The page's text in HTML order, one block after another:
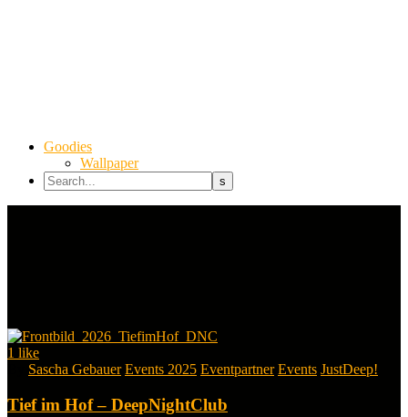
Goodies
Wallpaper
1 like
Sascha Gebauer Events 2025 Eventpartner Events JustDeep!
Tief im Hof – DeepNightClub